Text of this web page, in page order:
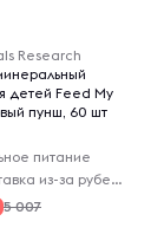
Research
детей Feed My
пунш, 60 шт
питание
Virelle - доставка из-за рубежа
5 007